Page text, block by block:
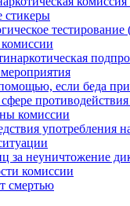
стикеры
помощью, если беда
комиссии
употребления
за неуничтожение
комиссии
смертью